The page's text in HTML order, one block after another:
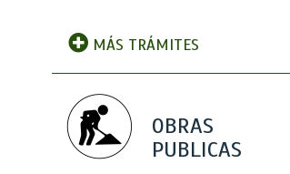
MÁS TRÁMITES
OBRAS
PUBLICAS